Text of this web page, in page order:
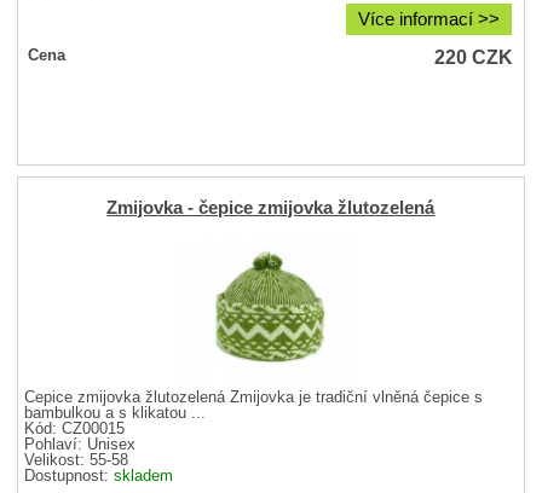
Více informací >>
Cena 220CZK
Zmijovka - čepice zmijovka žlutozelená
Čepice zmijovka žlutozelená Zmijovka je tradiční vlněná čepice s
bambulkou a s klikatou ...
Kód: CZ00015
Pohlaví: Unisex
Velikost:55-58
Dostupnost:skladem